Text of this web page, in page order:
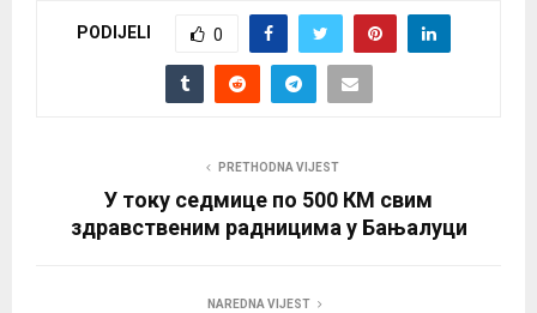
PODIJELI 0
PRETHODNA VIJEST
У току седмице по 500 КМ свим
здравственим радницима у Бањалуци
NAREDNA VIJEST